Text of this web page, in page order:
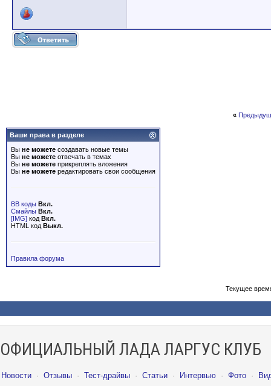
«
Ваши права в разделе
Вы не можете создавать новые темы
Вы не можете отвечать в темах
Вы не можете прикреплять вложения
Вы не можете редактировать свои сообщения
BB коды Вкл.
Смайлы Вкл.
[IMG] код Вкл.
HTML код Выкл.
Правила форума
Текущее
ОФИЦИАЛЬНЫЙ ЛАДА ЛАРГУС КЛУБ
Новости · Отзывы · Тест-драйвы · Статьи · Интервью · Фото ·